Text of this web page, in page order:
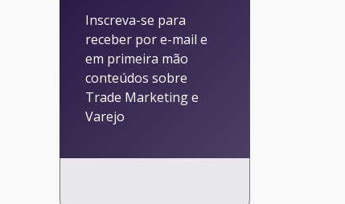
Inscreva-se para
receber por e-mail e
em primeira mão
conteúdos sobre
Trade Marketing e
Varejo